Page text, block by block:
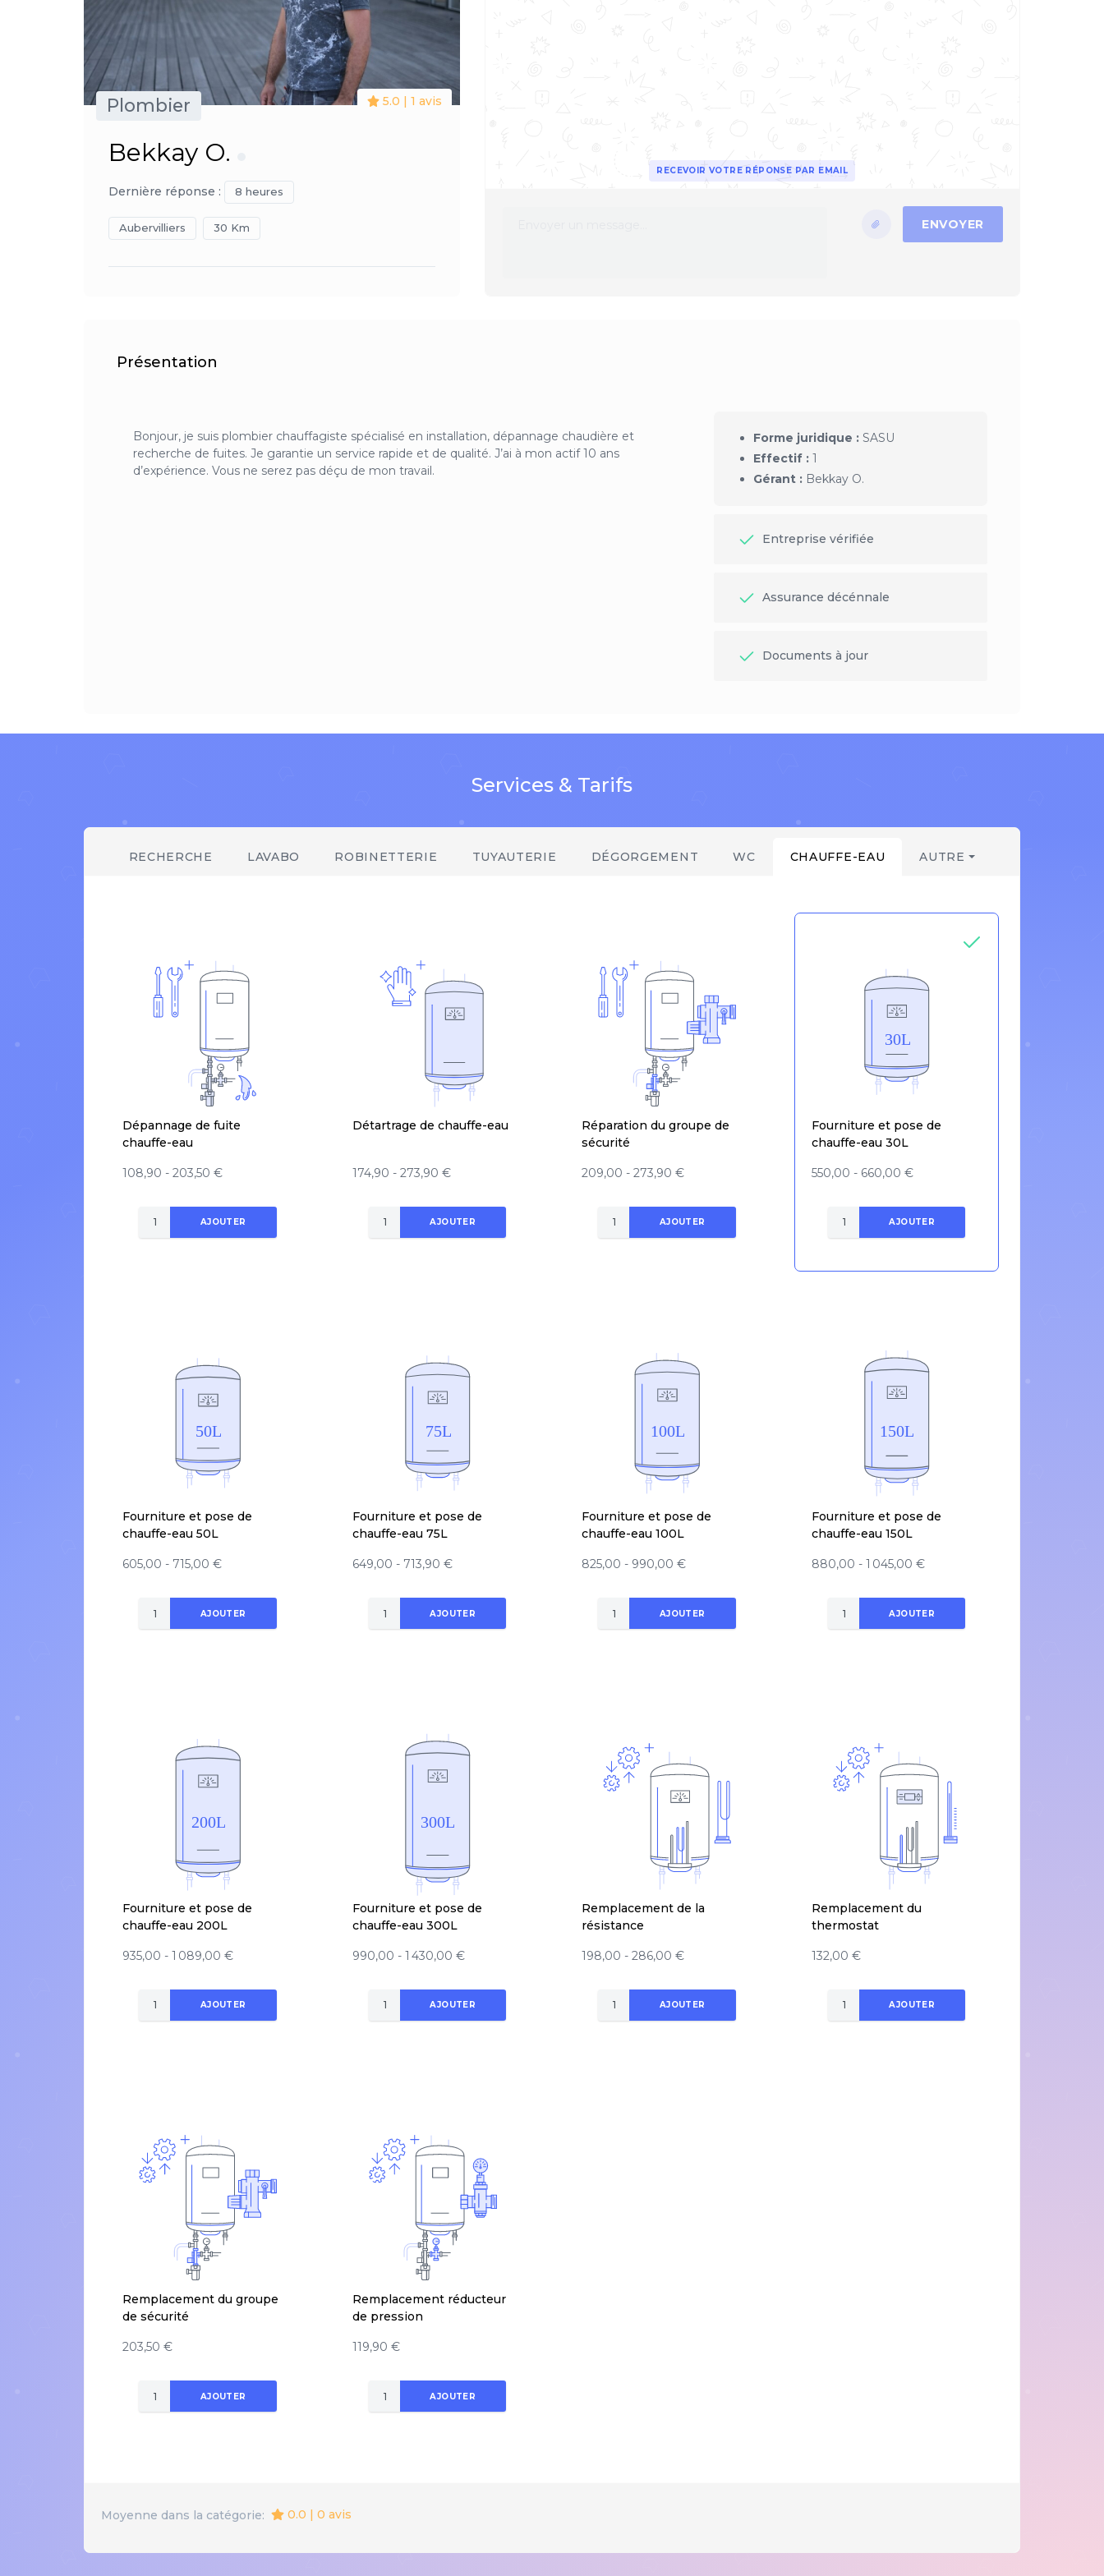
5.0 | 1 avis
Plombier
Bekkay O.
Dernière réponse : 8 heures
Aubervilliers 30 Km
RECEVOIR VOTRE RÉPONSE PAR EMAIL
ENVOYER
Présentation
Bonjour, je suis plombier chauffagiste spécialisé en installation, dépannage chaudière et
recherche de fuites. Je garantie un service rapide et de qualité. J’ai à mon actif 10 ans
d’expérience. Vous ne serez pas déçu de mon travail.
Forme juridique :SASU
Effectif :1
Gérant :Bekkay O.
Entreprise vérifiée
Assurance décénnale
Documents à jour
Services & Tarifs
RECHERCHE LAVABO ROBINETTERIE TUYAUTERIE DÉGORGEMENT WC CHAUFFE-EAU AUTRE
Dépannage de fuite
chauffe-eau
108,90 - 203,50 €
AJOUTER
Détartrage de chauffe-eau
174,90 - 273,90 €
AJOUTER
Réparation du groupe de
sécurité
209,00 - 273,90 €
AJOUTER
Fourniture et pose de
chauffe-eau 30L
550,00 - 660,00 €
AJOUTER
Fourniture et pose de
chauffe-eau 50L
605,00 - 715,00 €
AJOUTER
Fourniture et pose de
chauffe-eau 75L
649,00 - 713,90 €
AJOUTER
Fourniture et pose de
chauffe-eau 100L
825,00 - 990,00 €
AJOUTER
Fourniture et pose de
chauffe-eau 150L
880,00 - 1 045,00 €
AJOUTER
Fourniture et pose de
chauffe-eau 200L
935,00 - 1 089,00 €
AJOUTER
Fourniture et pose de
chauffe-eau 300L
990,00 - 1 430,00 €
AJOUTER
Remplacement de la
résistance
198,00 - 286,00 €
AJOUTER
Remplacement du
thermostat
132,00 €
AJOUTER
Remplacement du groupe
de sécurité
203,50 €
AJOUTER
Remplacement réducteur
de pression
119,90 €
AJOUTER
Moyenne dans la catégorie: 0.0 | 0 avis